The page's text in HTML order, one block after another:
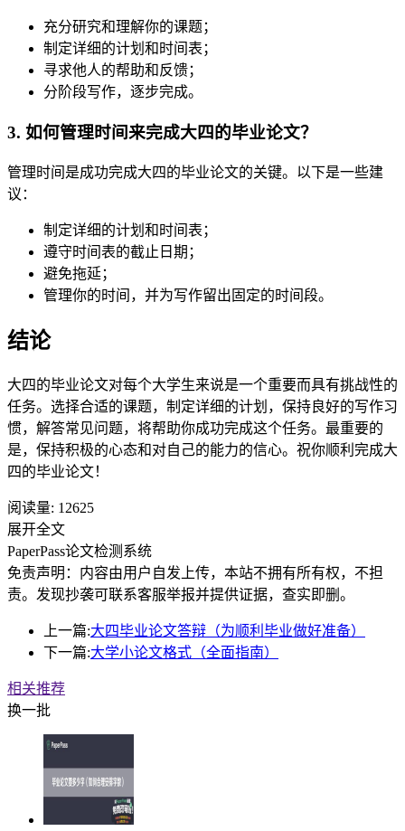
充分研究和理解你的课题；
制定详细的计划和时间表；
寻求他人的帮助和反馈；
分阶段写作，逐步完成。
3. 如何管理时间来完成大四的毕业论文？
管理时间是成功完成大四的毕业论文的关键。以下是一些建
议：
制定详细的计划和时间表；
遵守时间表的截止日期；
避免拖延；
管理你的时间，并为写作留出固定的时间段。
结论
大四的毕业论文对每个大学生来说是一个重要而具有挑战性的
任务。选择合适的课题，制定详细的计划，保持良好的写作习
惯，解答常见问题，将帮助你成功完成这个任务。最重要的
是，保持积极的心态和对自己的能力的信心。祝你顺利完成大
四的毕业论文！
阅读量: 12625
展开全文
PaperPass论文检测系统
免责声明：内容由用户自发上传，本站不拥有所有权，不担
责。发现抄袭可联系客服举报并提供证据，查实即删。
上一篇:大四毕业论文答辩（为顺利毕业做好准备）
下一篇:大学小论文格式（全面指南）
相关推荐
换一批